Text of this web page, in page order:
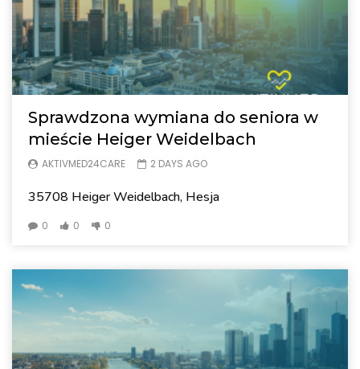
Sprawdzona wymiana do seniora w
mieście Heiger Weidelbach
AKTIVMED24CARE 2 DAYS AGO
35708 Heiger Weidelbach, Hesja
0 0 0